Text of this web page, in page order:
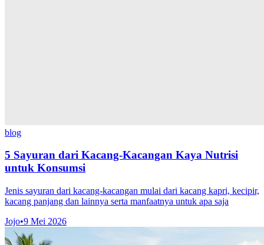
blog
5 Sayuran dari Kacang-Kacangan Kaya Nutrisi
untuk Konsumsi
Jenis sayuran dari kacang-kacangan mulai dari kacang kapri, kecipir,
kacang panjang dan lainnya serta manfaatnya untuk apa saja
Jojo•9 Mei 2026